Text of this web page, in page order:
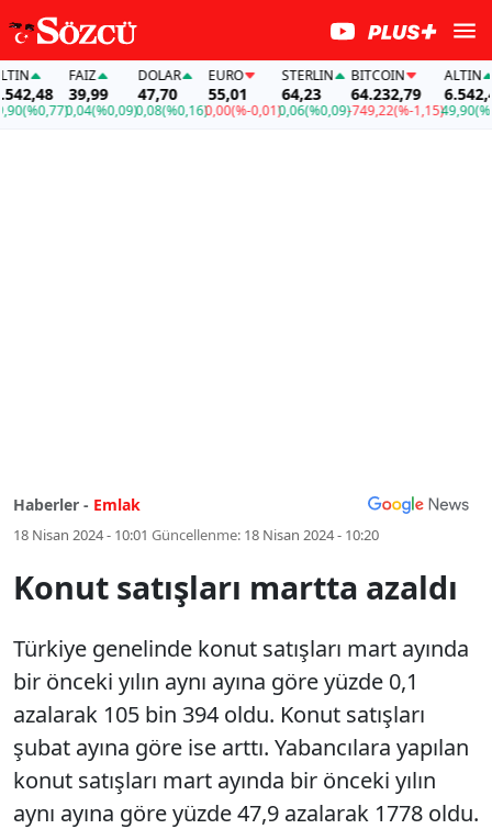
FAİZ
39,99
0,04(%0,09)
DOLAR
47,70
0,08(%0,16)
EURO
55,01
0,00(%-0,01)
STERLIN
64,23
0,06(%0,09)
BITCOIN
64.232,79
-749,22(%-1,15)
ALTIN
6.542,48
49,90
Haberler - Emlak
18 Nisan 2024 - 10:01 Güncellenme: 18 Nisan 2024 - 10:20
Konut satışları martta azaldı
Türkiye genelinde konut satışları mart ayında
bir önceki yılın aynı ayına göre yüzde 0,1
azalarak 105 bin 394 oldu. Konut satışları
şubat ayına göre ise arttı. Yabancılara yapılan
konut satışları mart ayında bir önceki yılın
aynı ayına göre yüzde 47,9 azalarak 1778 oldu.